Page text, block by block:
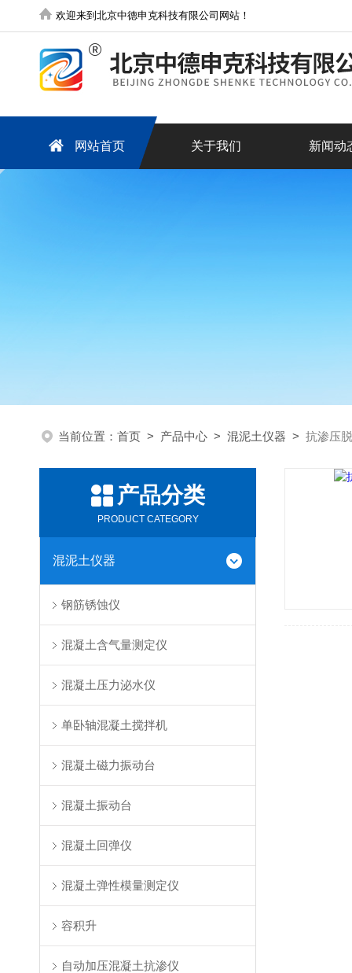
欢迎来到北京中德申克科技有限公司网站！
网站首页 关于我们 新闻动
当前位置： 首页 > 产品中心 > 混泥土仪器 > 抗渗压
产品分类
PRODUCT CATEGORY
混泥土仪器
钢筋锈蚀仪
混凝土含气量测定仪
混凝土压力泌水仪
单卧轴混凝土搅拌机
混凝土磁力振动台
混凝土振动台
混凝土回弹仪
混凝土弹性模量测定仪
容积升
自动加压混凝土抗渗仪